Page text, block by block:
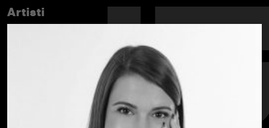
Artisti